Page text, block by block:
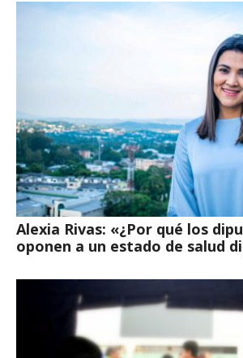
Alexia Rivas: «¿Por qué los
oponen a un estado de salud